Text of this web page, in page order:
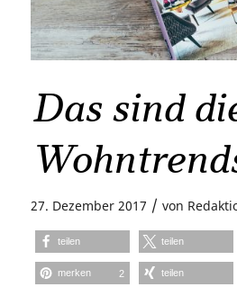
Das sind
27. Dezember 2017 / von
teilen teilen
merken 2 teilen